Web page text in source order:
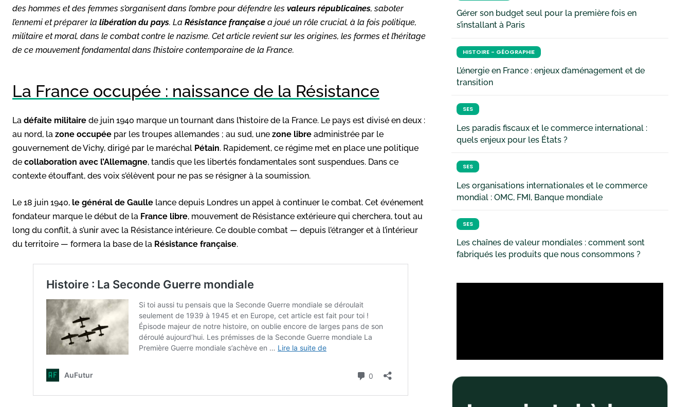
des hommes et des femmes s’organisent dans l’ombre pour défendre les valeurs républicaines, saboter
l’ennemi et préparer la libération du pays. La Résistance française a joué un rôle crucial, à la fois politique,
militaire et moral, dans le combat contre le nazisme. Cet article revient sur les origines, les formes et l’héritage
de ce mouvement fondamental dans l’histoire contemporaine de la France.
La France occupée : naissance de la Résistance
La défaite militaire de juin 1940 marque un tournant dans l’histoire de la France. Le pays est divisé en deux :
au nord, la zone occupée par les troupes allemandes ; au sud, une zone libre administrée par le
gouvernement de Vichy, dirigé par le maréchal Pétain. Rapidement, ce régime met en place une politique
de collaboration avec l’Allemagne, tandis que les libertés fondamentales sont suspendues. Dans ce
contexte étouffant, des voix s’élèvent pour ne pas se résigner à la soumission.
Le 18 juin 1940, le général de Gaulle lance depuis Londres un appel à continuer le combat. Cet événement
fondateur marque le début de la France libre, mouvement de Résistance extérieure qui cherchera, tout au
long du conflit, à s’unir avec la Résistance intérieure. Ce double combat — depuis l’étranger et à l’intérieur
du territoire — formera la base de la Résistance française.
Gérer son budget seul pour la première fois en
s’installant à Paris
HISTOIRE - GÉOGRAPHIE
L’énergie en France : enjeux d’aménagement et de
transition
SES
Les paradis fiscaux et le commerce international :
quels enjeux pour les États ?
SES
Les organisations internationales et le commerce
mondial : OMC, FMI, Banque mondiale
SES
Les chaînes de valeur mondiales : comment sont
fabriqués les produits que nous consommons ?